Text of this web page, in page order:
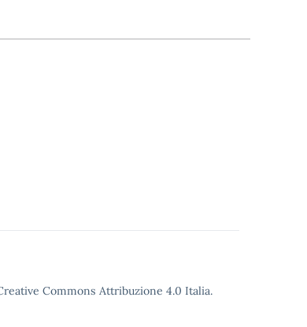
Commons Attribuzione 4.0 Italia.